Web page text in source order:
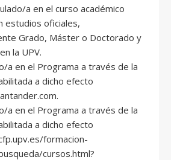
a en el curso académico
estudios oficiales,
Grado, Máster o Doctorado y
la UPV.
a en el Programa a través de la
a dicho efecto
a en el Programa a través de la
a dicho efecto
formacion-
cursos.html?